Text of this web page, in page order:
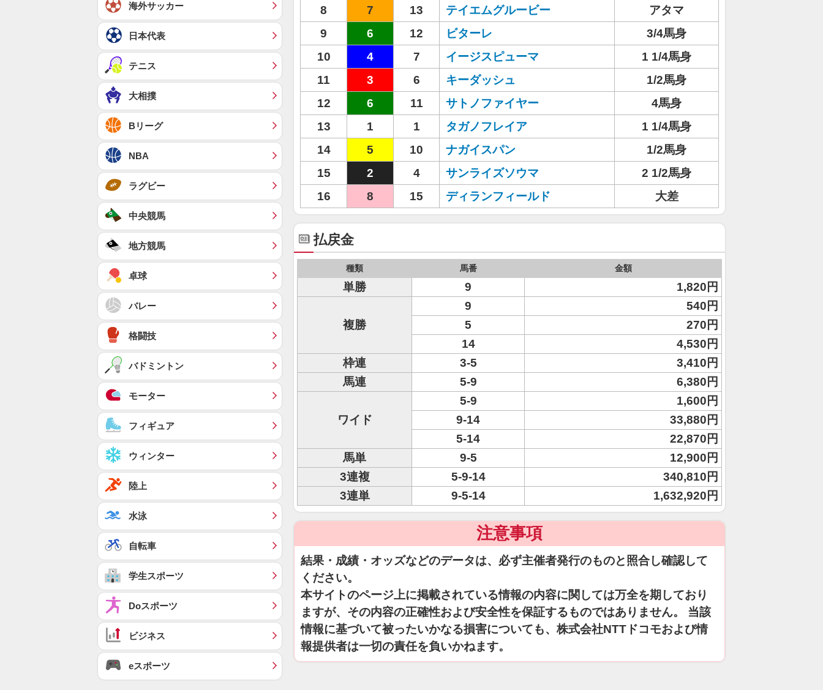
8
7 13 テイエムグルービー
アタマ
9
6 12 ビターレ
3/4馬身
10
4 7 イージスピューマ
1 1/4馬身
11
3 6 キーダッシュ
1/2馬身
12
6 11 サトノファイヤー
4馬身
13
1 1 タガノフレイア
1 1/4馬身
14
5 10 ナガイスパン
1/2馬身
15
2 4 サンライズソウマ
2 1/2馬身
16
8 15 ディランフィールド 大差
払戻金
種類 馬番 金額
単勝 9 1,820円
複勝
9
540円
5
270円
14
4,530円
枠連
3-5
3,410円
馬連
5-9 6,380円
ワイド
5-9
1,600円
9-14
33,880円
5-14
22,870円
馬単
9-5
12,900円
3連複
5-9-14
340,810円
3連単
9-5-14 1,632,920円
注意事項
結果・成績・オッズなどのデータは、必ず主催者発行のものと照合し確認して
ください。
本サイトのページ上に掲載されている情報の内容に関しては万全を期しており
ますが、その内容の正確性および安全性を保証するものではありません。 当該
情報に基づいて被ったいかなる損害についても、株式会社NTTドコモおよび情
報提供者は一切の責任を負いかねます。
海外サッカー
日本代表
テニス
大相撲
Bリーグ
NBA
ラグビー
中央競馬
地方競馬
卓球
バレー
格闘技
バドミントン
モーター
フィギュア
ウィンター
陸上
水泳
自転車
学生スポーツ
Doスポーツ
ビジネス
eスポーツ